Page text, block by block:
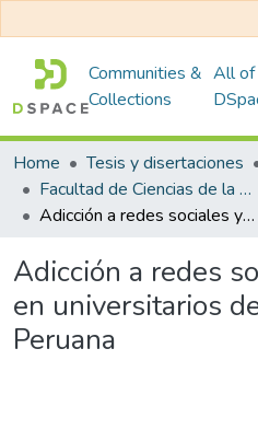
Communities &
Collections
All of
Home Tesis y disertaciones
Facultad de Ciencias de la Salud
Adicción a redes sociales y soledad en universitarios de la Selva Peruana
Adicción a redes
en universitarios
Peruana